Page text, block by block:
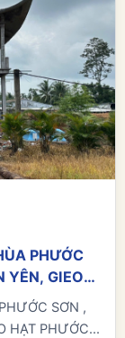
PHƯỚC
YÊN, GIEO
SƠN ,
HẠT PHƯỚC...